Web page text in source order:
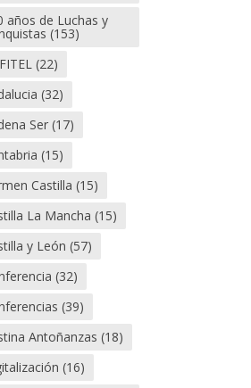
años de Luchas y
(153)
(22)
(32)
Ser(17)
(15)
Castilla (15)
La Mancha (15)
y León (57)
(32)
(39)
Antoñanzas (18)
(16)